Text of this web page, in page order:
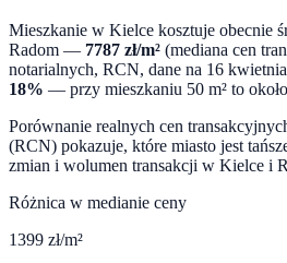
Mieszkanie w Kielce kosztuje obecnie
Radom — 7787 zł/m² (mediana cen
notarialnych, RCN, dane na 16
18% — przy mieszkaniu 50 m² to około
Porównanie realnych cen
(RCN) pokazuje, które miasto jest
zmian i wolumen transakcji w Kielce i
Różnica w medianie ceny
1399 zł/m²